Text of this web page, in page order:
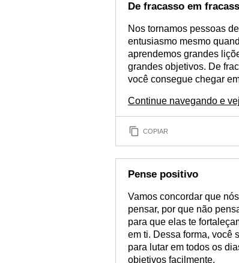
De fracasso em
Nos tornamos pessoas
entusiasmo mesmo
aprendemos grandes
grandes objetivos. De
você consegue chegar
Continue navegando e
COPIAR
Pense positivo
Vamos concordar que
pensar, por que não
para que elas te
em ti. Dessa forma, você
para lutar em todos os
objetivos facilmente.